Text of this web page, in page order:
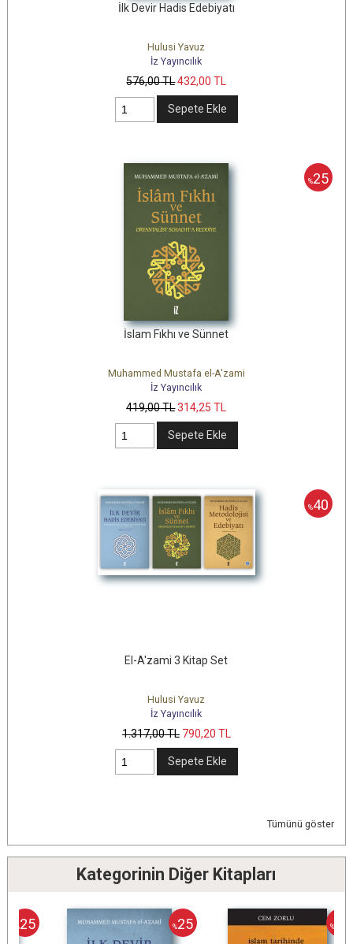
İlk Devir Hadis Edebiyatı
Hulusi Yavuz
İz Yayıncılık
576,00TL432,00 TL
Sepete Ekle
%25
İslam Fıkhı ve Sünnet
Muhammed Mustafa el-A'zami
İz Yayıncılık
419,00TL314,25 TL
Sepete Ekle
%40
El-A'zami 3 Kitap Set
Hulusi Yavuz
İz Yayıncılık
1.317,00TL 790,20 TL
Sepete Ekle
Tümünü göster
Kategorinin Diğer Kitapları
%25 %25